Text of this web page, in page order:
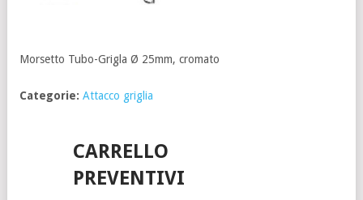
Morsetto Tubo-Grigla Ø 25mm, cromato
Categorie: Attacco griglia
CARRELLO
PREVENTIVI